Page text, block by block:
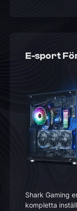
E-sport
Shark Gaming
kompletta